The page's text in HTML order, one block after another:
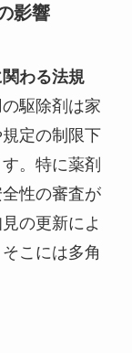
影響
わる法規
駆除剤は家
定の制限下
。特に薬剤
性の審査が
の更新によ
こには多角